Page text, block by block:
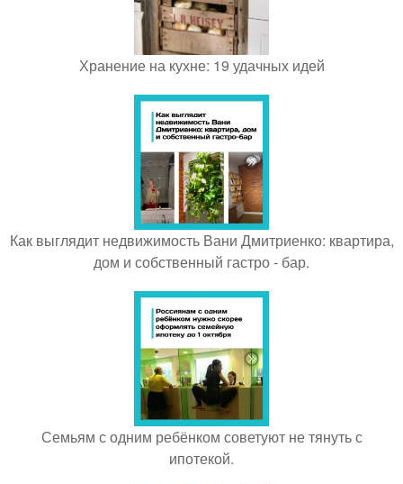
Хранение на кухне: 19 удачных идей
Как выглядит недвижимость Вани Дмитриенко: квартира,
дом и собственный гастро - бар.
Семьям с одним ребёнком советуют не тянуть с
ипотекой.